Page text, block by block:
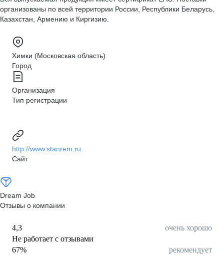
организованы по всей территории России, Республики Беларусь,
Казахстан, Армению и Киргизию.
Химки (Московская область)
Город
Организация
Тип регистрации
http://www.stanrem.ru
Сайт
Dream Job
Отзывы о компании
4,3
очень хорошо
Не работает с отзывами
67% рекомендует